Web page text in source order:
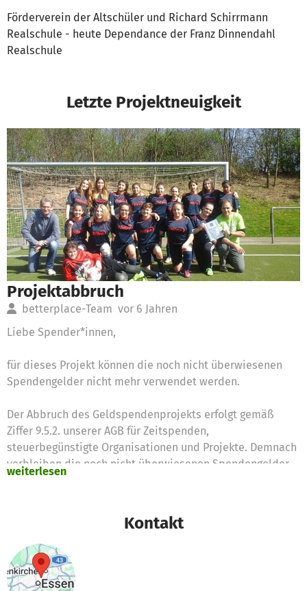
Förderverein der Altschüler und Richard Schirrmann
Realschule - heute Dependance der Franz Dinnendahl
Realschule
Letzte Projektneuigkeit
Projektabbruch
betterplace-Team vor 6 Jahren
Liebe Spender*innen,
für dieses Projekt können die noch nicht überwiesenen
Spendengelder nicht mehr verwendet werden.
Der Abbruch des Geldspendenprojekts erfolgt gemäß
Ziffer 9.5.2. unserer AGB für Zeitspenden,
steuerbegünstigte Organisationen und Projekte. Demnach
verbleiben die noch nicht überwiesenen Spendengelder
Hier hat die gut.org gAG entschieden, dass die restliche
Summe von 200 Euro auf dieses andere Projekt der
Organisation transferiert wird:
https://www.betterplace.org/de/projects/59443-
weiterlesen
Kontakt